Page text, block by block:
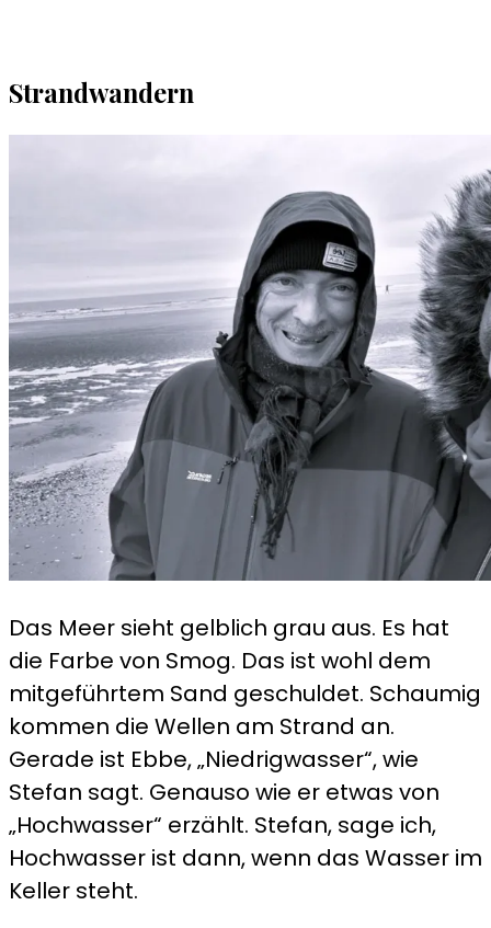
Strandwandern
Das Meer sieht gelblich grau aus. Es hat
die Farbe von Smog. Das ist wohl dem
mitgeführtem Sand geschuldet. Schaumig
kommen die Wellen am Strand an.
Gerade ist Ebbe, „Niedrigwasser“, wie
Stefan sagt. Genauso wie er etwas von
„Hochwasser“ erzählt. Stefan, sage ich,
Hochwasser ist dann, wenn das Wasser im
Keller steht.